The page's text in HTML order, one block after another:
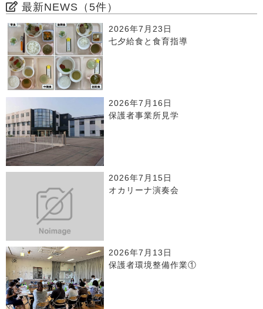
最新NEWS（5件）
2026年7月23日
七夕給食と食育指導
2026年7月16日
保護者事業所見学
2026年7月15日
オカリーナ演奏会
2026年7月13日
保護者環境整備作業①